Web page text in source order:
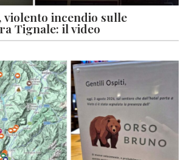
violento incendio sulle
Tignale: il video